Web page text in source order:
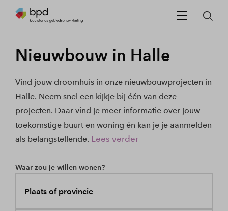
Nieuwbouw in Halle
Vind jouw droomhuis in onze nieuwbouwprojecten in
Halle. Neem snel een kijkje bij één van deze
projecten. Daar vind je meer informatie over jouw
toekomstige buurt en woning én kan je je aanmelden
als belangstellende. Lees verder
Waar zou je willen wonen?
Plaats of provincie